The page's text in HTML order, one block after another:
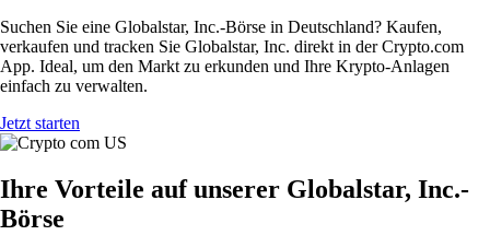
Suchen Sie eine Globalstar, Inc.-Börse in Deutschland? Kaufen,
verkaufen und tracken Sie Globalstar, Inc. direkt in der Crypto.com
App. Ideal, um den Markt zu erkunden und Ihre Krypto-Anlagen
einfach zu verwalten.
Jetzt starten
Ihre Vorteile auf unserer Globalstar, Inc.-
Börse